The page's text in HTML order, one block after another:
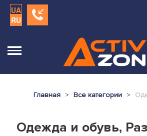
UA
RU
Главная Все категории
Одежда и обувь,